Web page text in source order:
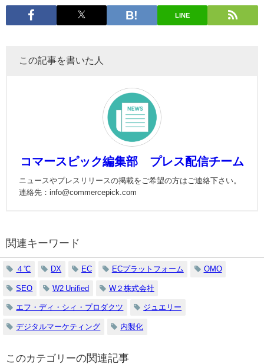
LINE
この記事を書いた人
コマースピック編集部 プレス配信チーム
ニュースやプレスリリースの掲載をご希望の方はご連絡下さい。
連絡先：info@commercepick.com
関連キーワード
４℃ DX EC ECプラットフォーム OMO
SEO W2 Unified W２株式会社
エフ・ディ・シィ・プロダクツ ジュエリー
デジタルマーケティング 内製化
の関連記事